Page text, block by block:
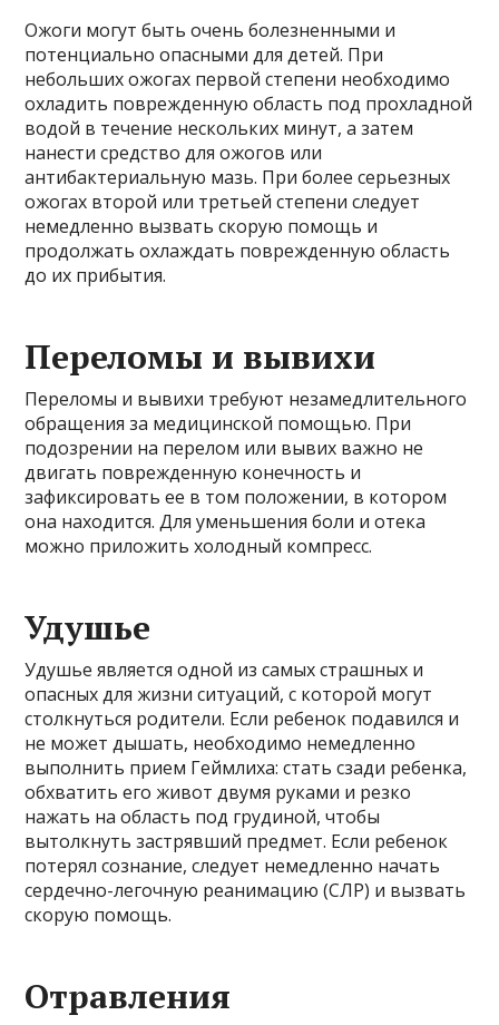
Ожоги могут быть очень болезненными и
потенциально опасными для детей. При
небольших ожогах первой степени необходимо
охладить поврежденную область под прохладной
водой в течение нескольких минут, а затем
нанести средство для ожогов или
антибактериальную мазь. При более серьезных
ожогах второй или третьей степени следует
немедленно вызвать скорую помощь и
продолжать охлаждать поврежденную область
до их прибытия.
Переломы и вывихи
Переломы и вывихи требуют незамедлительного
обращения за медицинской помощью. При
подозрении на перелом или вывих важно не
двигать поврежденную конечность и
зафиксировать ее в том положении, в котором
она находится. Для уменьшения боли и отека
можно приложить холодный компресс.
Удушье
Удушье является одной из самых страшных и
опасных для жизни ситуаций, с которой могут
столкнуться родители. Если ребенок подавился и
не может дышать, необходимо немедленно
выполнить прием Геймлиха: стать сзади ребенка,
обхватить его живот двумя руками и резко
нажать на область под грудиной, чтобы
вытолкнуть застрявший предмет. Если ребенок
потерял сознание, следует немедленно начать
сердечно-легочную реанимацию (СЛР) и вызвать
скорую помощь.
Отравления